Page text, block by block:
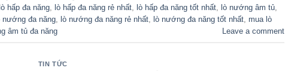
lò hấp đa năng, lò hấp đa năng rẻ nhất, lò hấp đa năng tốt nhất, lò nướng âm tủ,
nướng đa năng, lò nướng đa năng rẻ nhất, lò nướng đa năng tốt nhất, mua lò
âm tủ đa năng Leave a comment
TIN TỨC